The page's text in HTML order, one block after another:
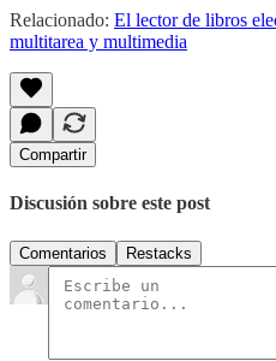
Relacionado: El lector de libros
multitarea y multimedia
Compartir
Discusión sobre este post
Comentarios Restacks